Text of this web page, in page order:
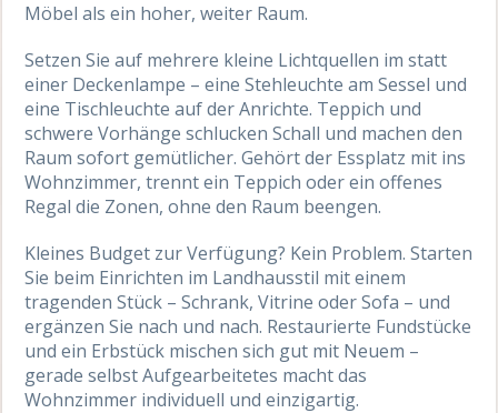
Möbel als ein hoher, weiter Raum.
Setzen Sie auf mehrere kleine Lichtquellen im statt
einer Deckenlampe – eine Stehleuchte am Sessel und
eine Tischleuchte auf der Anrichte. Teppich und
schwere Vorhänge schlucken Schall und machen den
Raum sofort gemütlicher. Gehört der Essplatz mit ins
Wohnzimmer, trennt ein Teppich oder ein offenes
Regal die Zonen, ohne den Raum beengen.
Kleines Budget zur Verfügung? Kein Problem. Starten
Sie beim Einrichten im Landhausstil mit einem
tragenden Stück – Schrank, Vitrine oder Sofa – und
ergänzen Sie nach und nach. Restaurierte Fundstücke
und ein Erbstück mischen sich gut mit Neuem –
gerade selbst Aufgearbeitetes macht das
Wohnzimmer individuell und einzigartig.